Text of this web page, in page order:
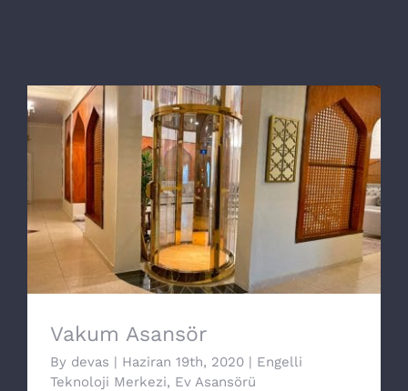
Vakum Asansör
Vakum Asansör
By devas | Haziran 19th, 2020 | Engelli
Teknoloji Merkezi, Ev Asansörü